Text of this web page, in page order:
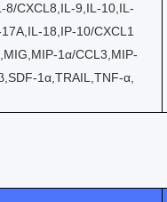
CXCL8,IL-9,IL-10,IL-
18,IP-10/CXCL1
1α/CCL3,MIP-
1α,TRAIL,TNF-α,